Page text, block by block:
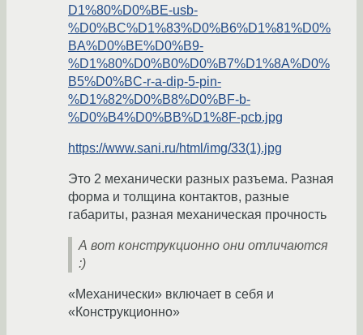
D1%80%D0%BE-usb-
%D0%BC%D1%83%D0%B6%D1%81%D0%
BA%D0%BE%D0%B9-
%D1%80%D0%B0%D0%B7%D1%8A%D0%
B5%D0%BC-r-a-dip-5-pin-
%D1%82%D0%B8%D0%BF-b-
%D0%B4%D0%BB%D1%8F-pcb.jpg
https://www.sani.ru/html/img/33(1).jpg
Это 2 механически разных разъема. Разная
форма и толщина контактов, разные
габариты, разная механическая прочность
А вот конструкционно они отличаются
:)
«Механически» включает в себя и
«Конструкционно»